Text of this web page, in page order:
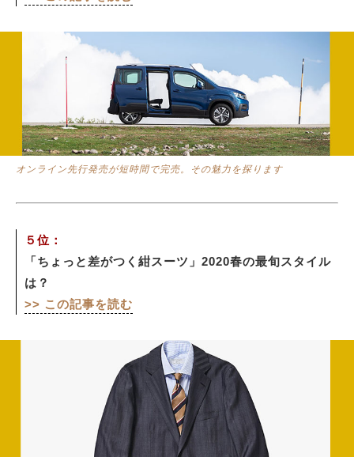
オンライン先行発売が短時間で完売。その魅力を探ります
５位：
「ちょっと差がつく紺スーツ」2020春の最旬スタイル
は？
>> この記事を読む